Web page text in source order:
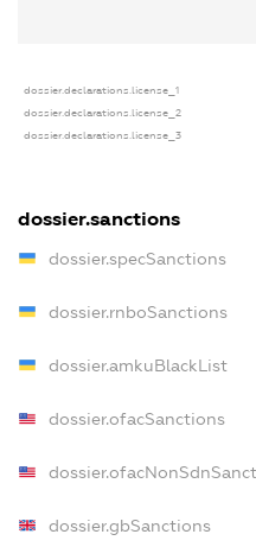
dossier.declarations.license_1
dossier.declarations.license_2
dossier.declarations.license_3
dossier.sanctions
dossier.specSanctions
dossier.rnboSanctions
dossier.amkuBlackList
dossier.ofacSanctions
dossier.gbSanctions